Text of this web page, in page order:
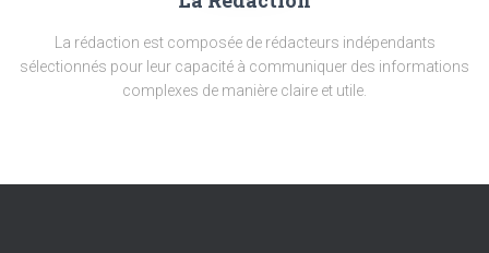
La rédaction est composée de rédacteurs indépendants
sélectionnés pour leur capacité à communiquer des informations
complexes de manière claire et utile.